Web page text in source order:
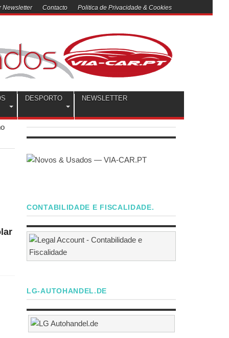
Newsletter Contacto Politica de Privacidade & Cookies
DESPORTO NEWSLETTER
CONTABILIDADE E FISCALIDADE.
LG-AUTOHANDEL.DE